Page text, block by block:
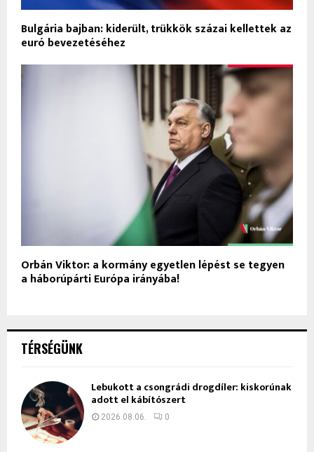
Bulgária bajban: kiderült, trükkök százai kellettek az
euró bevezetéséhez
Orbán Viktor: a kormány egyetlen lépést se tegyen
a háborúpárti Európa irányába!
TÉRSÉGÜNK
Lebukott a csongrádi drogdíler: kiskorúnak
adott el kábítószert
2026.08.06. 0